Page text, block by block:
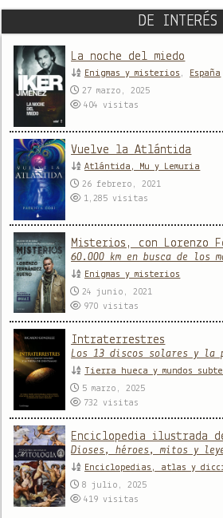
DE INTERÉS
La noche del miedo
Enigmas y misterios ,
España
27 marzo, 2025
404visitas
Vuelve la Atlántida
Atlántida, Mu y Lemuria
26 febrero, 2021
1,285visitas
Misterios, con Lorenzo
60.000 km en busca de los
Enigmas y misterios
24 junio, 2021
970visitas
Intraterrestres
Los 13 discos solares y la
Tierra hueca y mundos
5 marzo, 2025
732visitas
Enciclopedia ilustrada
Dioses, héroes, mitos y
Enciclopedias, atlas y
8 julio, 2025
419visitas